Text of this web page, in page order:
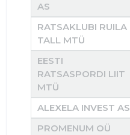
AS
RATSAKLUBI RUILA
TALL MTÜ
EESTI
RATSASPORDI LIIT
MTÜ
ALEXELA INVEST AS
PROMENUM OÜ